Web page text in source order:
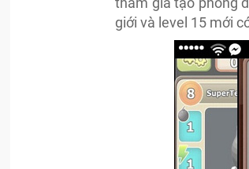
giới và level 15 mới